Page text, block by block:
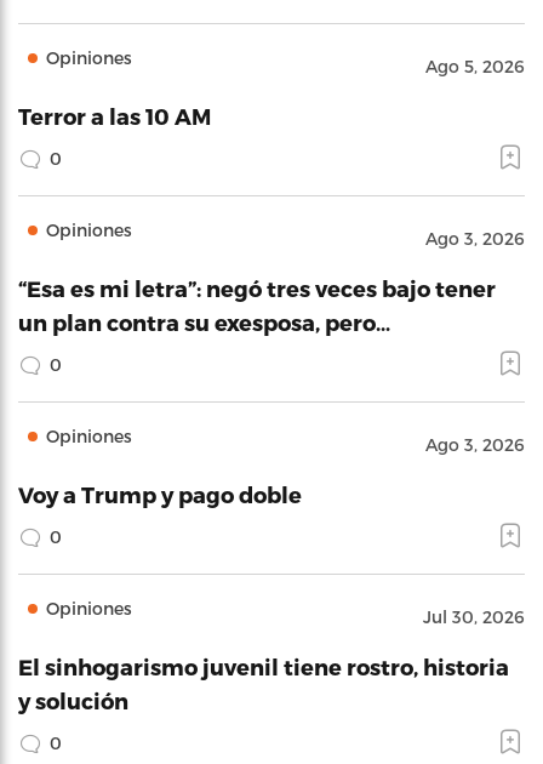
Opiniones Ago 5, 2026
Terror a las 10 AM
0
Opiniones Ago 3, 2026
“Esa es mi letra”: negó tres veces bajo tener
un plan contra su exesposa, pero…
0
Opiniones Ago 3, 2026
Voy a Trump y pago doble
0
Opiniones Jul 30, 2026
El sinhogarismo juvenil tiene rostro, historia
y solución
0